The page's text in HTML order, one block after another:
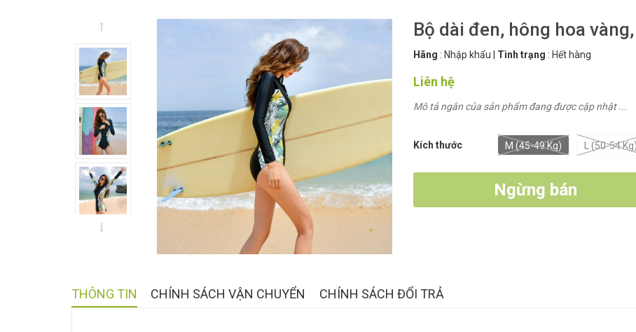
Bộ dài đen, hông hoa
Hãng : Nhập khẩu Tình trạng : Hết hàng
Liên hệ
Mô tả ngắn của sản phẩm đang được cập nhật ...
Kích thước M (45-49 Kg) L (50-54 Kg)
Ngừng bán
THÔNG TIN CHÍNH SÁCH VẬN CHUYỂN CHÍNH SÁCH ĐỔI TRẢ